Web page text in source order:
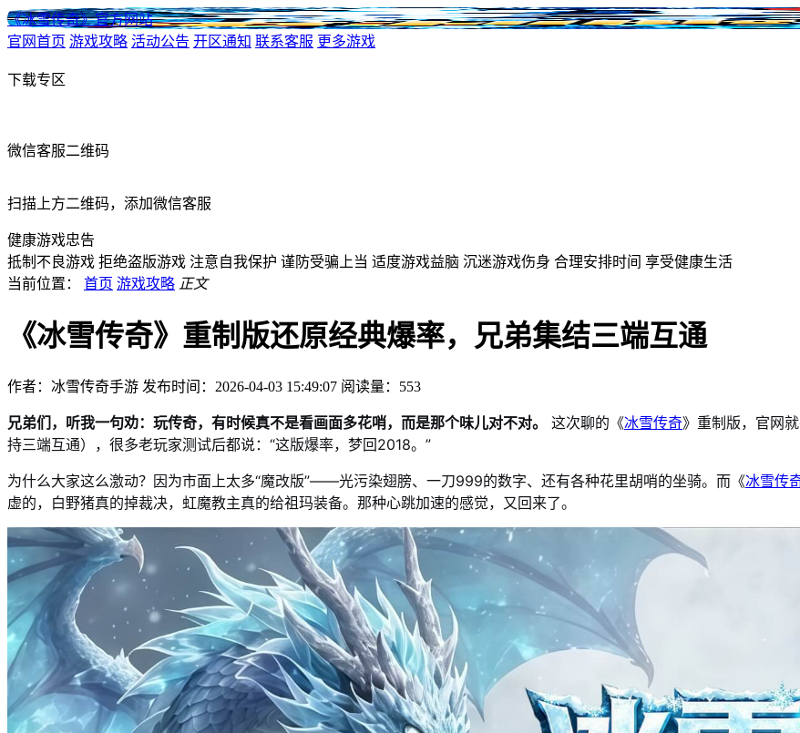
《冰雪传奇》官方网站
官网首页 游戏攻略 活动公告 开区通知 联系客服 更多游戏
下载专区
微信客服二维码
扫描上方二维码，添加微信客服
健康游戏忠告
抵制不良游戏 拒绝盗版游戏 注意自我保护 谨防受骗上当 适度游戏益脑 沉迷游戏伤身 合理安排时间 享受健康生活
当前位置：
首页 游戏攻略 正文
《冰雪传奇》重制版还原经典爆率，兄弟集结三端互通
作者：冰雪传奇手游 发布时间：2026-04-03 15:49:07 阅读量： 553
兄弟们，听我一句劝：玩传奇，有时候真不是看画面多花哨，而是那个味儿对不对。 这次聊的《冰雪传奇》重制版，官网
持三端互通），很多老玩家测试后都说：“这版爆率，梦回2018。”
为什么大家这么激动？因为市面上太多“魔改版”——光污染翅膀、一刀999的数字、还有各种花里胡哨的坐骑。而《冰雪传
虚的，白野猪真的掉裁决，虹魔教主真的给祖玛装备。那种心跳加速的感觉，又回来了。